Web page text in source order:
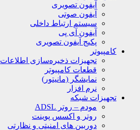
آیفون تصویری
آیفون صوتی
سیستم ارتباط داخلی
آیفون آی پی
پکیج آیفون تصویری
کامپیوتر
تجهیزات ذخیره‌سازی اطلاعات
قطعات کامپیوتر
نمایشگر (مانیتور)
نرم افزار
تجهیزات شبکه
مودم – روتر ADSL
روتر و اکسس پوینت
دوربین های امنیتی و نظارتی